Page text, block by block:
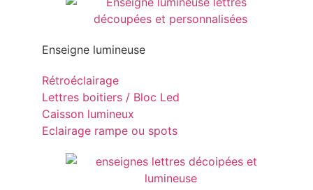
Enseigne lumineuse
Rétroéclairage
Lettres boitiers / Bloc Led
Caisson lumineux
Eclairage rampe ou spots